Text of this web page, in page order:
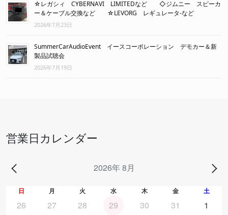
☆レガシィ CYBERNAVI LIMITEDなど ◇ジムニー スピーカ
ー＆ケーブル交換など ☆LEVORG レギュレータ-など
2026年7月23日
SummerCarAudioEvent イースコーポレーション デモカー＆新
製品試聴会
2026年7月19日
営業日カレンダー
2026年 8月
日 月 火 水 木 金 土
26 27 28 29 30 31 1